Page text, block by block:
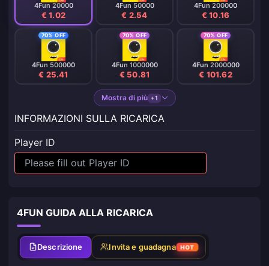
4Fun 20000
€ 1.02
4Fun 50000
€ 2.54
4Fun 200000
€ 10.16
70% OFF
4Fun 500000
€ 25.41
70% OFF
4Fun 1000000
€ 50.81
70% OFF
4Fun 2000000
€ 101.62
Mostra di più +1
INFORMAZIONI SULLA RICARICA
Player ID
4FUN GUIDA ALLA RICARICA
Descrizione Invita e guadagna HOT